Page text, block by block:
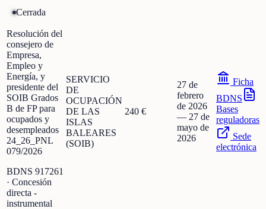
Cerrada
Resolución del
consejero de
Empresa,
Empleo y
Energía, y
presidente del
SOIB Grados
B de FP para
ocupados y
desempleados
24_26_PNL
079/2026
BDNS 917261
· Concesión
directa -
instrumental
SERVICIO
DE
OCUPACIÓN
DE LAS
ISLAS
BALEARES
(SOIB)
240 €
27 de
febrero
de 2026
— 27 de
mayo de
2026
Ficha
BDNS
Bases
reguladoras
Sede
electrónica